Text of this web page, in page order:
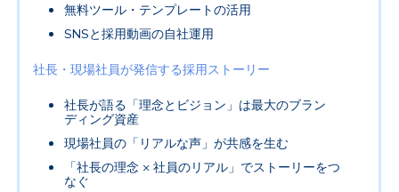
無料ツール・テンプレートの活用
SNSと採用動画の自社運用
社長・現場社員が発信する採用ストーリー
社長が語る「理念とビジョン」は最大のブラン
ディング資産
現場社員の「リアルな声」が共感を生む
「社長の理念 ×社員のリアル」でストーリーをつ
なぐ